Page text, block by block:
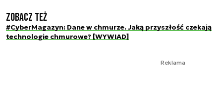
Zobacz też
#CyberMagazyn: Dane w chmurze. Jaką przyszłość czekają
technologie chmurowe? [WYWIAD]
Reklama